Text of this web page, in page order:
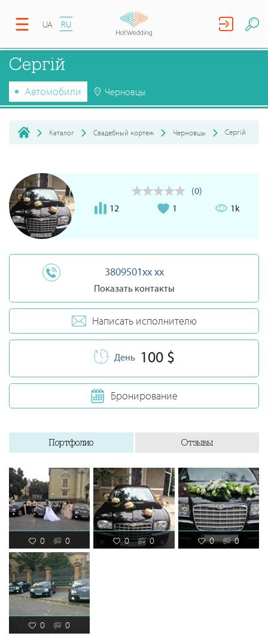
UA RU
Сергій
Автомобили Черновцы
Каталог Свадебный кортеж Черновцы Сергій
(0)
12
1 1k
3809501xx xx
Показать контакты
Написать исполнителю
День 100 $
Бронирование
Портфолио Отзывы
0 0 0 0 0 0
0 0